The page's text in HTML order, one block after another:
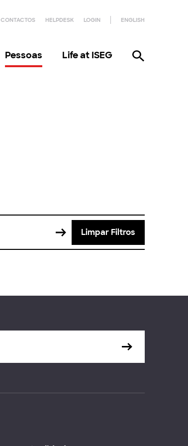
CONTACTOS HELPDESK LOGIN ENGLISH
Pessoas Life at ISEG
Limpar Filtros